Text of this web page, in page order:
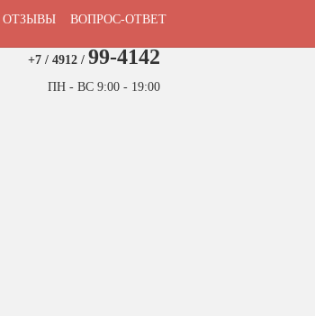
ОТЗЫВЫ ВОПРОС-ОТВЕТ
22АC1 (база Дорстроя)
+7 / 4912 / 99-4142
ПН - ВС 9:00 - 19:00